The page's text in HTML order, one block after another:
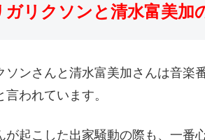
ガリクソンと清水富美加
ソンさんと清水富美加さんは音楽
われています。
が起こした出家騒動の際も、一番